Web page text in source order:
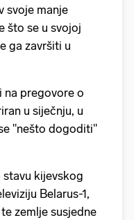
svoje manje
što se u svojoj
ga završiti u
na pregovore o
u siječnju, u
"nešto dogoditi"
kijevskog
Belarus-1,
zemlje susjedne